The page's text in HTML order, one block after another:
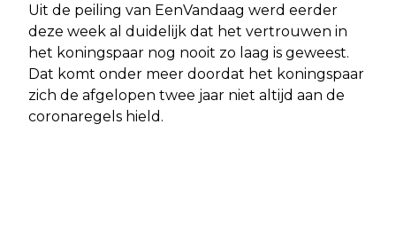
Uit de peiling van EenVandaag werd eerder
deze week al duidelijk dat het vertrouwen in
het koningspaar nog nooit zo laag is geweest.
Dat komt onder meer doordat het koningspaar
zich de afgelopen twee jaar niet altijd aan de
coronaregels hield.